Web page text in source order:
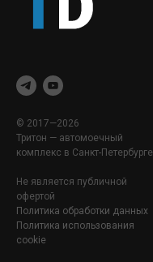
© 2017—2026
Тритон — автомоечный
комплекс в Санкт-Петербурге
Не является публичной
офертой
Политика обработки данных
Политика использования
cookie